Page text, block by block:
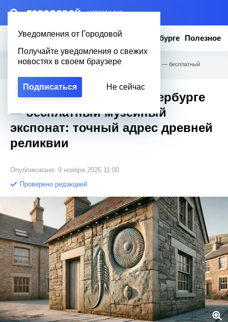
– НОВОСТИ ДНЯ
Уведомления от Городовой
Получайте уведомления о свежих
новостях в своем браузере
Подписаться Не сейчас
Новости Эксклюзив Вопросы о Петербурге Полезное
Городовой Полезное / Стены этого дома в Петербурге — бесплатный
Стены этого дома в Петербурге
— бесплатный музейный
экспонат: точный адрес древней
реликвии
Опубликовано: 9 ноября 2025 11:00
Проверено редакцией